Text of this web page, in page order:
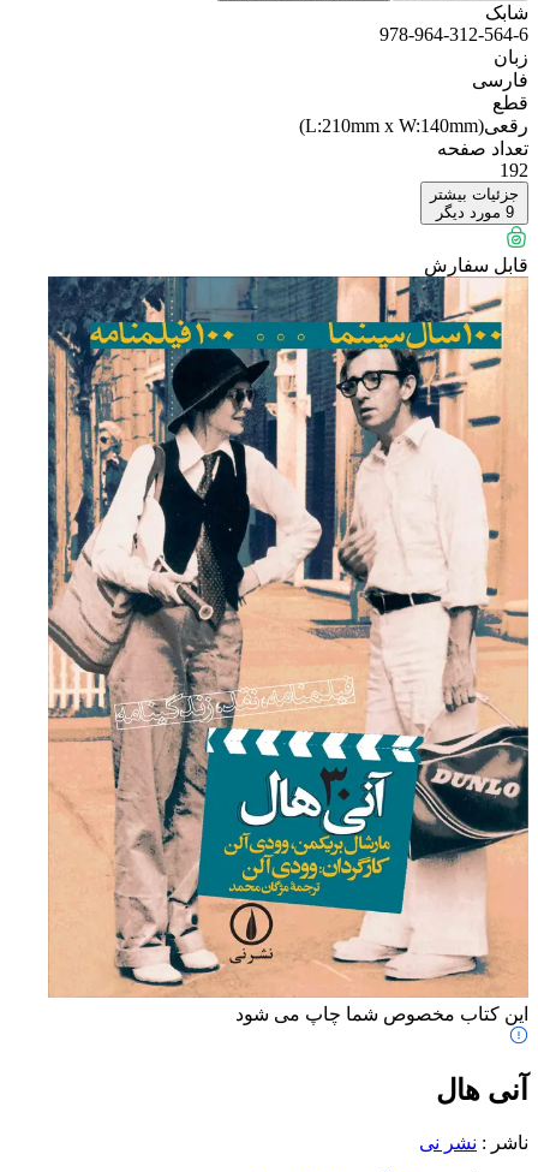
شابک
978-964-312-564-6
زبان
فارسی
قطع
رقعی(L:210mm x W:140mm)
تعداد صفحه
192
جزئیات بیشتر
9 مورد دیگر
قابل سفارش
این کتاب مخصوص شما چاپ می شود
آنی هال
ناشر : نشر نی